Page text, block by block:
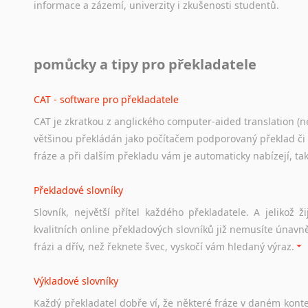
Zulu
z francouzštiny
z italštiny
z polštiny
z ruštiny
z slovenštiny
z ukrajinštiny
z čínštiny
--- další jazyky ---
Afrikánština
Akebu
Albánština
informace a zázemí, univerzity i zkušenosti studentů.
Odkazy poskytující cenné informace nekomerčního
Studium v Austrálii
Soubor odkazů užitečných všem, kteří uvažují o studiu v
a zázemí, australské univerzity a samozřejmě i osobní
Práce v Austrálii
Odkazy poskytující cenné informace nekomerčního
hledat práci na internetu případně osobní zkušenosti
Hledáte-li
práci
pomůcky a tipy pro překladatele
CAT - software pro překladatele
CAT je zkratkou z anglického computer-aided translation
většinou překládán jako počítačem podporovaný překlad
fráze a při dalším překladu vám je automaticky nabízejí,
Překladové slovníky
Slovník, největší přítel každého překladatele. A jelikož
kvalitních online překladových slovníků již nemusíte
frázi a dřív, než řeknete švec, vyskočí vám hledaný výraz.
Výkladové slovníky
Každý překladatel dobře ví, že některé fráze v daném